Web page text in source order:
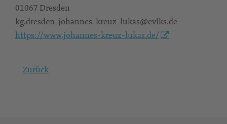
01067 Dresden
kg.dresden-johannes-kreuz-lukas@evlks.de
https://www.johannes-kreuz-lukas.de/
Zurück